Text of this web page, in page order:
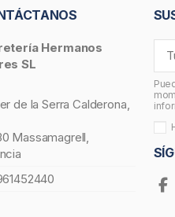
Hermanos
SL
de la Serra Calderona,
Massamagrell,